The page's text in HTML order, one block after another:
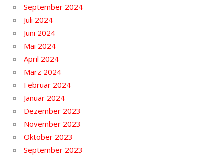
September 2024
Juli 2024
Juni 2024
Mai 2024
April 2024
März 2024
Februar 2024
Januar 2024
Dezember 2023
November 2023
Oktober 2023
September 2023